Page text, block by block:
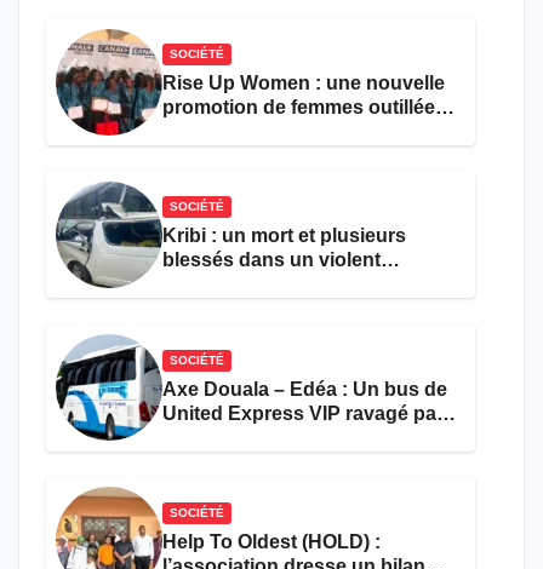
SOCIÉTÉ
Rise Up Women : une nouvelle
promotion de femmes outillées
SOCIÉTÉ
Kribi : un mort et plusieurs
blessés dans un violent
SOCIÉTÉ
Axe Douala – Edéa : Un bus de
United Express VIP ravagé par
SOCIÉTÉ
Help To Oldest (HOLD) :